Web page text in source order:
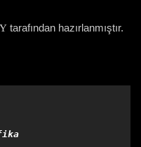
tarafından hazırlanmıştır.